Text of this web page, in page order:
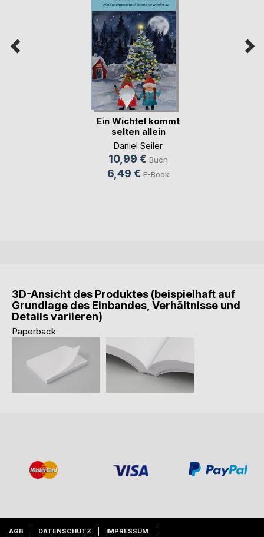
Ein Wichtel kommt
selten allein
Daniel Seiler
10,99 € Buch
6,49 € E-Book
3D-Ansicht des Produktes (beispielhaft auf
Grundlage des Einbandes, Verhältnisse und
Details variieren)
Paperback
AGB DATENSCHUTZ IMPRESSUM